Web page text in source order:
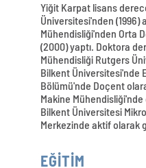
Yiğit Karpat lisans
Üniversitesi'nden (1996)
Mühendisliği'nden Orta
(2000) yaptı. Doktora
Mühendisliği Rutgers
Bilkent Üniversitesi'nde
Bölümü'nde Doçent
Makine
Bilkent Üniversitesi
Merkezinde aktif olarak
EĞİTİM